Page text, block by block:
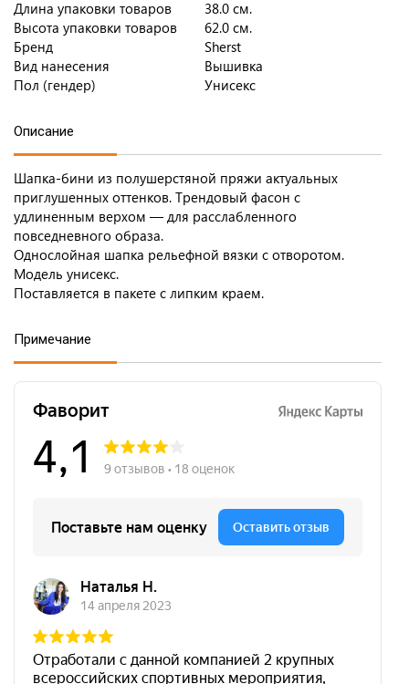
Длина упаковки товаров
38.0 см.
Высота упаковки товаров
62.0 см.
Бренд
Sherst
Вид нанесения
Вышивка
Пол (гендер)
Унисекс
Описание
Шапка-бини из полушерстяной пряжи актуальных
приглушенных оттенков. Трендовый фасон с
удлиненным верхом — для расслабленного
повседневного образа.
Однослойная шапка рельефной вязки с отворотом.
Модель унисекс.
Поставляется в пакете с липким краем.
Примечание